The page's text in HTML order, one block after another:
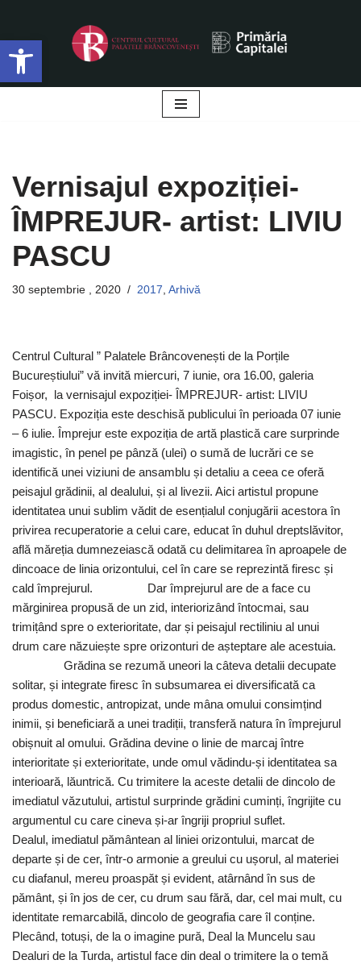
Deschide bara de unelte
Sari
la
conținut
Vernisajul expoziției-
ÎMPREJUR- artist: LIVIU
PASCU
30 septembrie , 2020 2017 Arhivă
Centrul Cultural ” Palatele Brâncovenești de la Porțile
Bucureștiului” vă invită miercuri, 7 iunie, ora 16.00, galeria
Foișor, la vernisajul expoziției- ÎMPREJUR- artist: LIVIU
PASCU. Expoziția este deschisă publicului în perioada 07 iunie
– 6 iulie. Împrejur este expoziția de artă plastică care surprinde
imagistic, în penel pe pânză (ulei) o sumă de lucrări ce se
identifică unei viziuni de ansamblu și detaliu a ceea ce oferă
peisajul grădinii, al dealului, și al livezii. Aici artistul propune
identitatea unui sublim vădit de esențialul conjugării acestora în
privirea recuperatorie a celui care, educat în duhul dreptslăvitor,
află măreția dumnezeiască odată cu delimitarea în aproapele de
dincoace de linia orizontului, cel în care se reprezintă firesc și
cald împrejurul. Dar împrejurul are de a face cu
mărginirea propusă de un zid, interiorizând întocmai, sau
trimițând spre o exterioritate, dar și peisajul rectiliniu al unui
drum care năzuiește spre orizonturi de așteptare ale acestuia.
Grădina se rezumă uneori la câteva detalii decupate
solitar, și integrate firesc în subsumarea ei diversificată ca
produs domestic, antropizat, unde mâna omului consimțind
inimii, și beneficiară a unei tradiții, transferă natura în împrejurul
obișnuit al omului. Grădina devine o linie de marcaj între
interioritate și exterioritate, unde omul vădindu-și identitatea sa
interioară, lăuntrică. Cu trimitere la aceste detalii de dincolo de
imediatul văzutului, artistul surprinde grădini cuminți, îngrijite cu
argumentul cu care cineva și-ar îngriji propriul suflet.
Dealul, imediatul pământean al liniei orizontului, marcat de
departe și de cer, într-o armonie a greului cu ușorul, al materiei
cu diafanul, mereu proaspăt și evident, atârnând în sus de
pământ, și în jos de cer, cu drum sau fără, dar, cel mai mult, cu
identitate remarcabilă, dincolo de geografia care îl conține.
Plecând, totuși, de la o imagine pură, Deal la Muncelu sau
Dealuri de la Turda, artistul face din deal o trimitere la o temă